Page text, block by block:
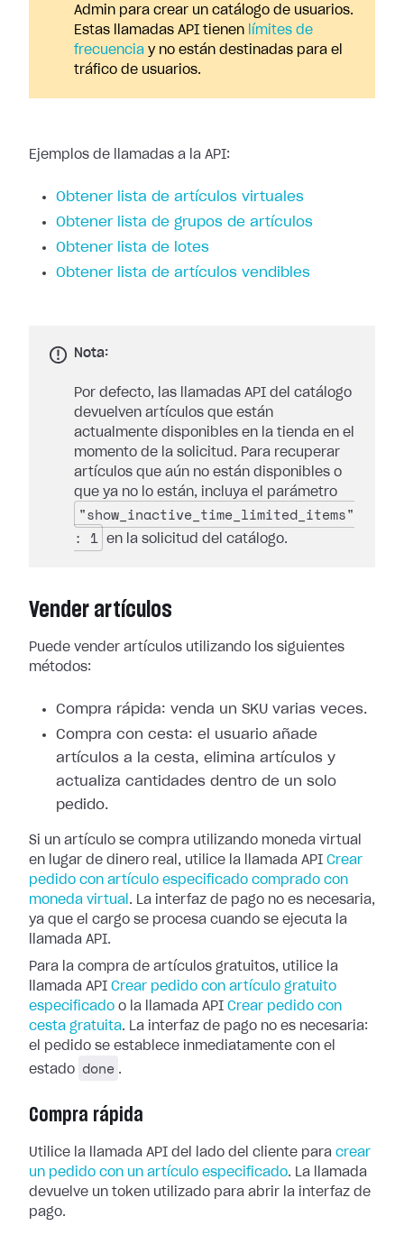
Admin para crear un catálogo de usuarios.
Estas llamadas API tienen
límites de
frecuencia y no están destinadas para el
tráfico de usuarios.
Ejemplos de llamadas a la API:
Obtener lista de artículos virtuales
Obtener lista de grupos de artículos
Obtener lista de lotes
Obtener lista de artículos vendibles
Nota:
Por defecto, las llamadas API del catálogo
devuelven artículos que están
actualmente disponibles en la tienda en el
momento de la solicitud. Para recuperar
artículos que aún no están disponibles o
que ya no lo están, incluya el parámetro
"show_inactive_time_limited_items"
: 1
en la solicitud del catálogo.
Vender artículos
Puede vender artículos utilizando los siguientes
métodos:
Compra rápida: venda un SKU varias veces.
Compra con cesta: el usuario añade
artículos a la cesta, elimina artículos y
actualiza cantidades dentro de un solo
pedido.
Si un artículo se compra utilizando moneda virtual
en lugar de dinero real, utilice la llamada API Crear
pedido con artículo especificado comprado con
moneda virtual . La interfaz de pago no es necesaria,
ya que el cargo se procesa cuando se ejecuta la
llamada API.
Para la compra de artículos gratuitos, utilice la
llamada API Crear pedido con artículo gratuito
especificado o la llamada API Crear pedido con
cesta gratuita. La interfaz de pago no es necesaria:
el pedido se establece inmediatamente con el
estado
done .
Compra rápida
Utilice la llamada API del lado del cliente para crear
un pedido con un artículo especificado. La llamada
devuelve un token utilizado para abrir la interfaz de
pago.